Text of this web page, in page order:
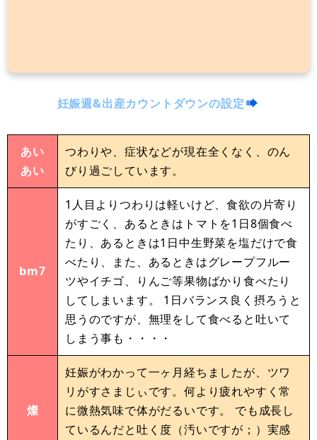
妊娠週&出産カウントダウンの設定
あい
あい
つわりや、症状などが現在全くなく、のん
びり過ごしています。
bm7
1人目よりつわりは軽いけど、食欲の片寄り
がすごく、あるときはトマトを1日8個食べ
たり、あるときは1日中生野菜を塩だけで食
べたり、また、あるときはグレープフルー
ツやイチゴ、りんご等果物ばかり食べたり
してしまいます。 1日バランス良く摂ろうと
思うのですが、無理をして食べると吐いて
しまう事も・・・・
燦
妊娠がわかって一ヶ月経ちましたが、ツワ
リがすさまじぃです。何より疲れやすく常
に微熱気味で体がだるいです。 でも成長し
ているんだと吐く度（汚いですが；）実感